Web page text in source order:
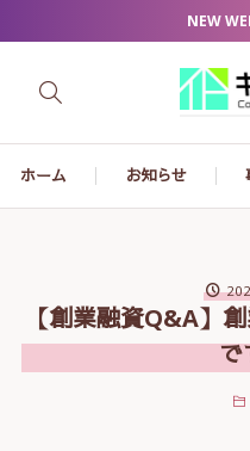
NEW
ホーム お知らせ
【創業融資Q&A】
で